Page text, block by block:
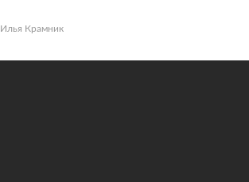
Илья Крамник